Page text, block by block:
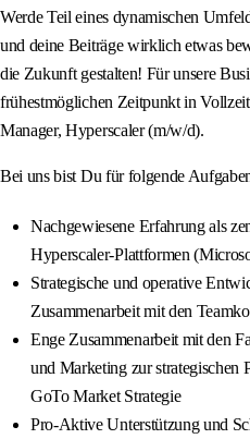
Werde Teil eines dynamischen
und deine Beiträge wirklich etwas
die Zukunft gestalten! Für unsere
frühestmöglichen Zeitpunkt in
Manager, Hyperscaler (m/w/d).
Bei uns bist Du für folgende
Nachgewiesene Erfahrung als
Hyperscaler-Plattformen
Strategische und operative
Zusammenarbeit mit den
Enge Zusammenarbeit mit den
und Marketing zur strategischen
GoTo Market Strategie
Pro-Aktive Unterstützung und